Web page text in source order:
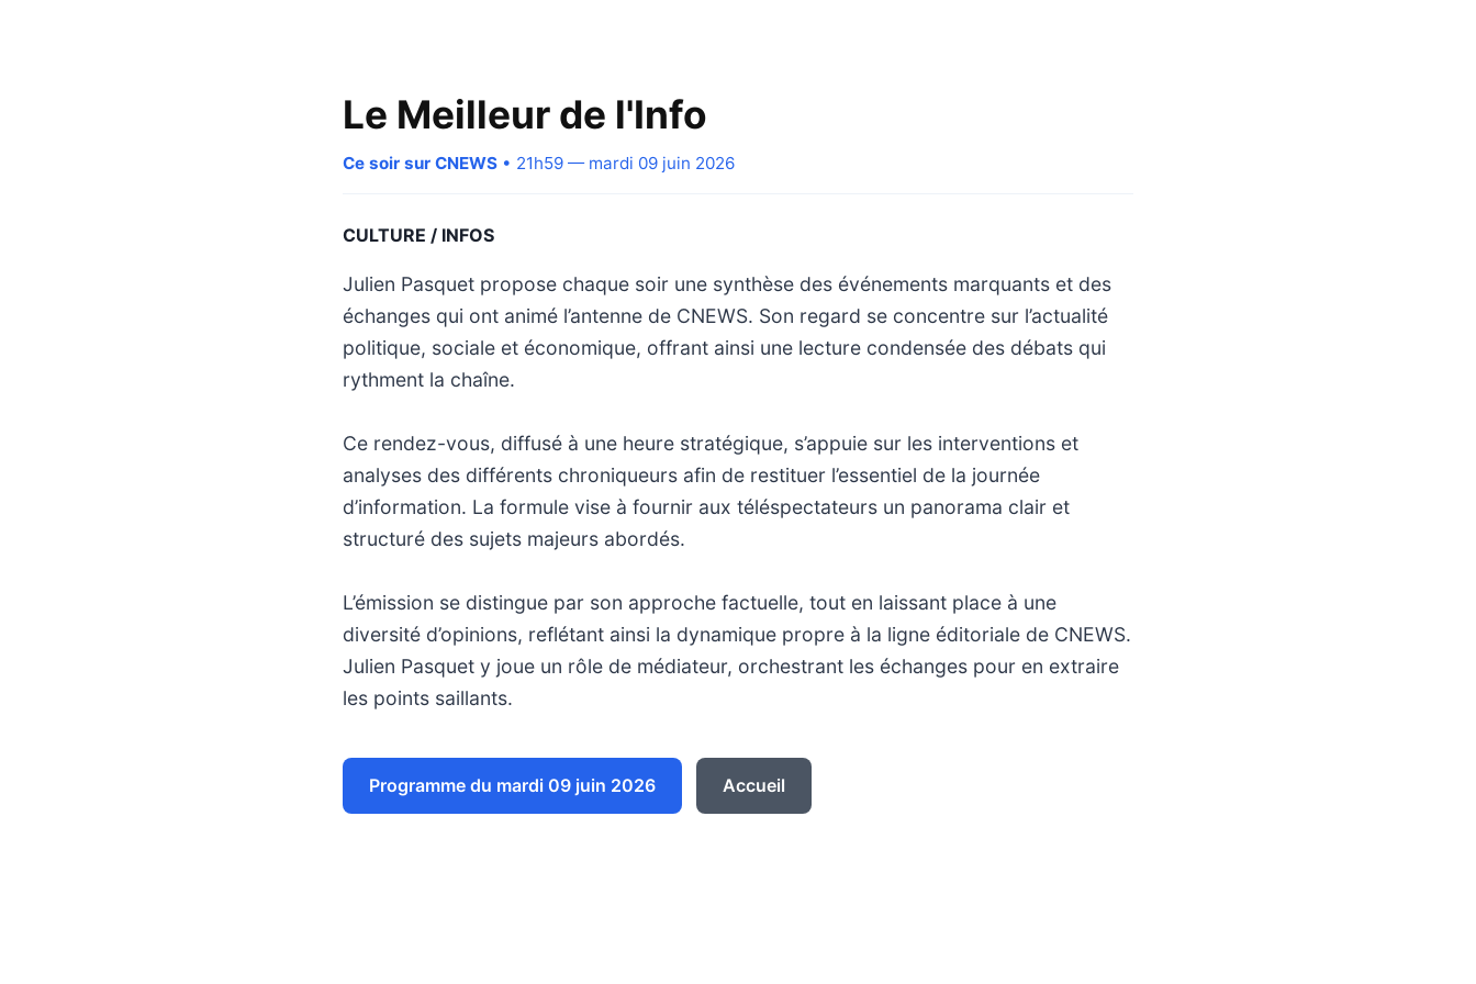
Le Meilleur de l'Info
Ce soir sur CNEWS • 21h59 — mardi 09 juin 2026
CULTURE / INFOS
Julien Pasquet propose chaque soir une synthèse des événements marquants et des
échanges qui ont animé l’antenne de CNEWS. Son regard se concentre sur l’actualité
politique, sociale et économique, offrant ainsi une lecture condensée des débats qui
rythment la chaîne.
Ce rendez-vous, diffusé à une heure stratégique, s’appuie sur les interventions et
analyses des différents chroniqueurs afin de restituer l’essentiel de la journée
d’information. La formule vise à fournir aux téléspectateurs un panorama clair et
structuré des sujets majeurs abordés.
L’émission se distingue par son approche factuelle, tout en laissant place à une
diversité d’opinions, reflétant ainsi la dynamique propre à la ligne éditoriale de CNEWS.
Julien Pasquet y joue un rôle de médiateur, orchestrant les échanges pour en extraire
les points saillants.
Programme du mardi 09 juin 2026 Accueil